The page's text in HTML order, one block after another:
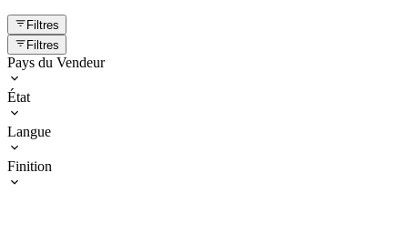
Filtres
Filtres
Pays du Vendeur
État
Langue
Finition